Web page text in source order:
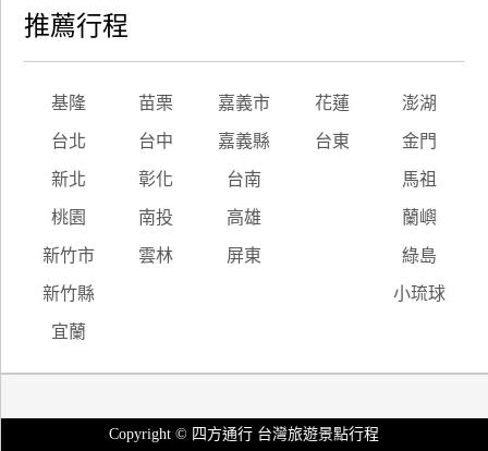
推薦行程
基隆 苗栗 嘉義市 花蓮 澎湖
台北 台中 嘉義縣 台東 金門
新北 彰化 台南 馬祖
桃園 南投 高雄 蘭嶼
新竹市 雲林 屏東 綠島
新竹縣 小琉球
宜蘭
Copyright © 四方通行 台灣旅遊景點行程